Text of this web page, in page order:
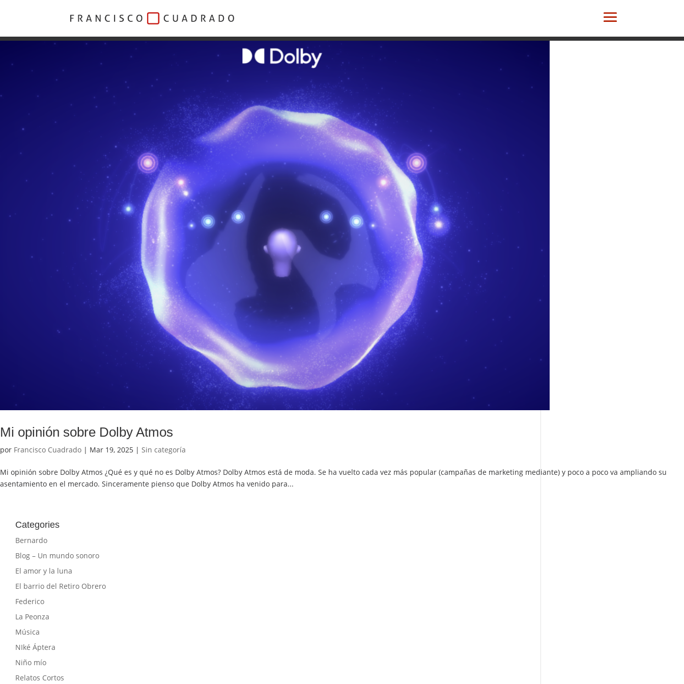
Mi opinión sobre Dolby Atmos
por Francisco Cuadrado | Mar 19, 2025 | Sin categoría
Mi opinión sobre Dolby Atmos ¿Qué es y qué no es Dolby Atmos? Dolby Atmos está de moda. Se ha vuelto cada vez más popular (campañas de marketing mediante) y poco a poco va ampliando su
asentamiento en el mercado. Sinceramente pienso que Dolby Atmos ha venido para...
Categories
Bernardo
Blog – Un mundo sonoro
El amor y la luna
El barrio del Retiro Obrero
Federico
La Peonza
Música
NIké Áptera
Niño mío
Relatos Cortos